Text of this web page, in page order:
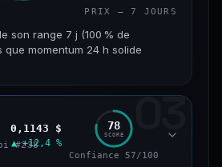
PRIX — 7 JOURS
son range 7 j (100 % de
que momentum 24 h solide
VOLUME 24 H
VAR. 30 J
+211,4 %
03
#238
0,1143 $
▲ +12,4 %
78
SCORE
Confiance 57/100